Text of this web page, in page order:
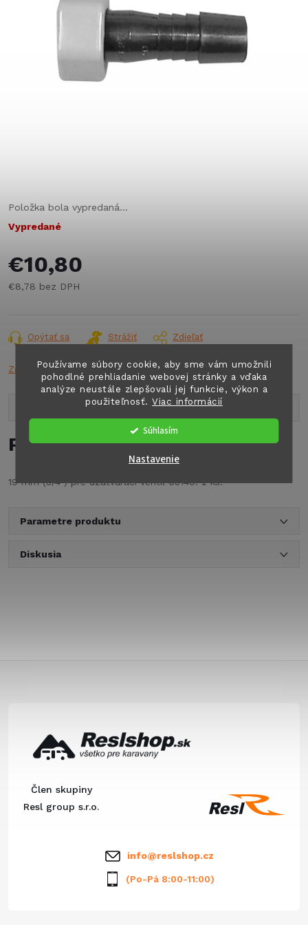
Používame súbory cookie, aby sme vám umožnili
pohodlné prehliadanie webovej stránky a vďaka
analýze neustále zlepšovali jej funkcie, výkon a
použiteľnosť.Viac informácií
Súhlasím
Nastavenie
Položka bola vypredaná…
Vypredané
€10,80
€8,78 bez DPH
Opýtať sa Strážiť Zdieľať
Značka:n.a.
Popis produktu
Podrobný popis
19 mm (3/4") pre uzatvárací ventil 65140. 2 ks.
Parametre produktu
Diskusia
Člen skupiny
Resl group s.r.o.
info@reslshop.cz
(Po-Pá 8:00-11:00)